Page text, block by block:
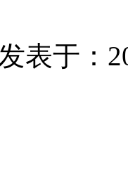
表于：